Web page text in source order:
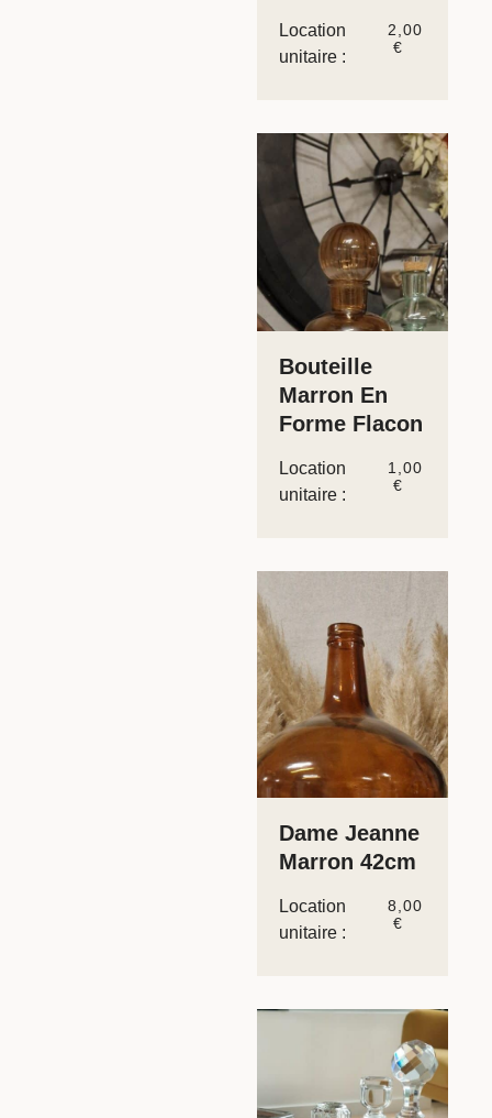
Location
unitaire :
2,00
€
Bouteille
Marron En
Forme Flacon
Location
unitaire :
1,00
€
Dame Jeanne
Marron 42cm
Location
unitaire :
8,00
€